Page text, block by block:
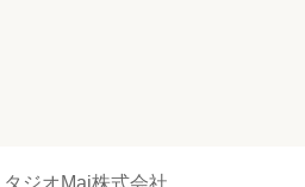
ジオMai株式会社